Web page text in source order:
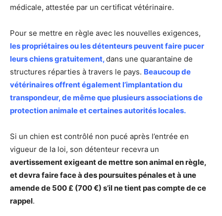
médicale, attestée par un certificat vétérinaire.
Pour se mettre en règle avec les nouvelles exigences,
les propriétaires ou les détenteurs peuvent faire pucer
leurs chiens gratuitement,dans une quarantaine de
structures réparties à travers le pays. Beaucoup de
vétérinaires offrent également l’implantation du
transpondeur, de même que plusieurs associations de
protection animale et certaines autorités locales.
Si un chien est contrôlé non pucé après l’entrée en
vigueur de la loi, son détenteur recevra un
avertissement exigeant de mettre son animal en règle,
et devra faire face à des poursuites pénales et à une
amende de 500 £ (700 €) s’il ne tient pas compte de ce
rappel.